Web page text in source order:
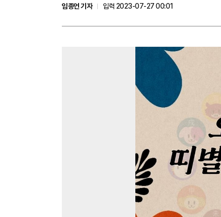
임종언 기자
입력 2023-07-27 00:01